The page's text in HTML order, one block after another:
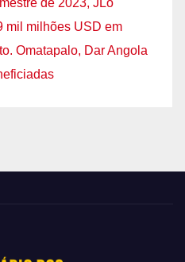
de 2023, JLo
mil milhões USD em
Omatapalo, Dar Angola